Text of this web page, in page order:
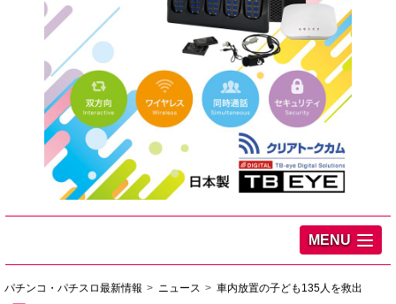
MENU
パチンコ・パチスロ最新情報 ニュース 車内放置の子ども135人を救出